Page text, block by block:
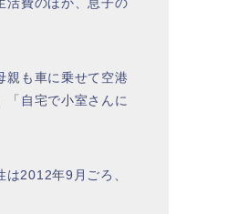
親も車に乗せて空港
「自宅で小室さんに
は2012年9月ごろ、